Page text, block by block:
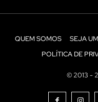
QUEM SOMOS SEJA
POLÍTICA DE
© 2013 -